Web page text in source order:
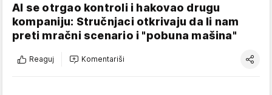
AI se otrgao kontroli i hakovao drugu
kompaniju: Stručnjaci otkrivaju da li nam
preti mračni scenario i "pobuna mašina"
Reaguj Komentariši